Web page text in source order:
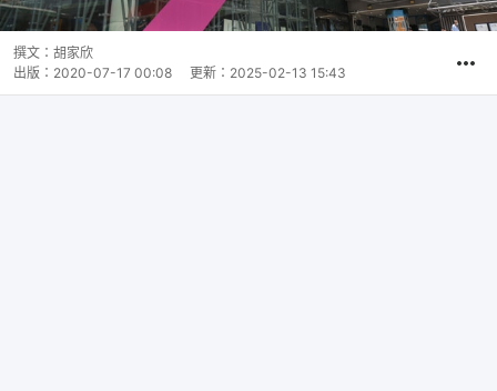
撰文： 胡家欣
出版： 2020-07-17 00:08 更新： 2025-02-13 15:43